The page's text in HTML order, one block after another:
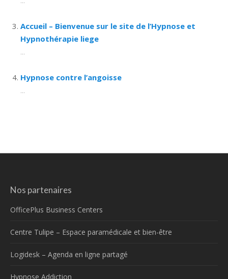
Accueil – Bienvenue sur le site de l’Hypnose et
Hypnothérapie liege
...
Hypnose contre l’angoisse
...
Nos partenaires
OfficePlus Business Centers
Centre Tulipe – Espace paramédicale et bien-être
Logidesk – Agenda en ligne partagé
Hypnose Addiction